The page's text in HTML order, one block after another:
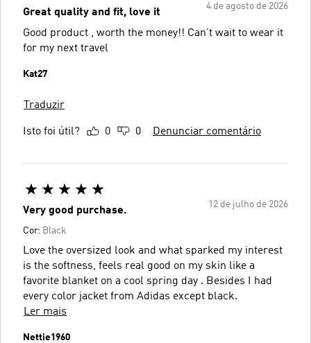
4 de agosto de 2026
Great quality and fit, love it
Good product , worth the money!! Can’t wait to wear it
for my next travel
Kat27
Traduzir
Isto foi útil? 0 0 Denunciar comentário
12 de julho de 2026
Very good purchase.
Cor: Black
Love the oversized look and what sparked my interest
is the softness, feels real good on my skin like a
favorite blanket on a cool spring day . Besides I had
every color jacket from Adidas except black.
Ler mais
Nettie1960